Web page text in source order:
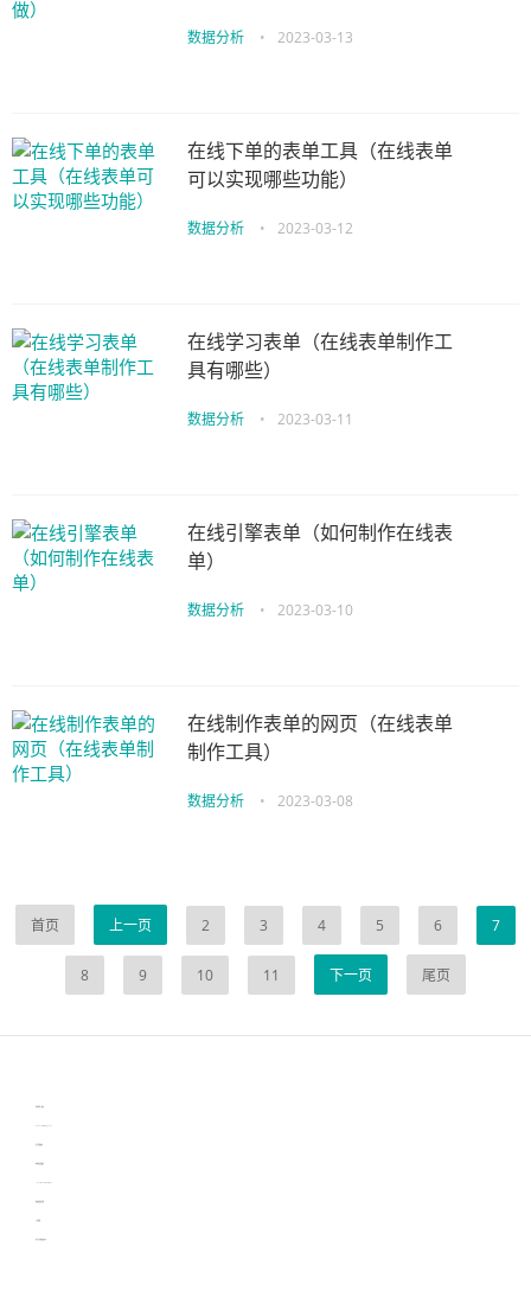
数据分析 • 2023-03-13
在线下单的表单工具（在线表单
可以实现哪些功能）
数据分析 • 2023-03-12
在线学习表单（在线表单制作工
具有哪些）
数据分析 • 2023-03-11
在线引擎表单（如何制作在线表
单）
数据分析 • 2023-03-10
在线制作表单的网页（在线表单
制作工具）
数据分析 • 2023-03-08
首页 上一页 2 3 4 5 6 7
8 9 10 11 下一页 尾页